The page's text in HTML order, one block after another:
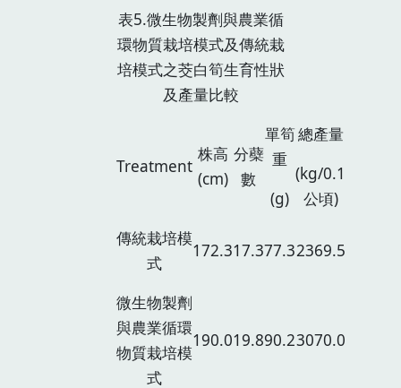
表5.微生物製劑與農業循
環物質栽培模式及傳統栽
培模式之茭白筍生育性狀
及產量比較
Treatment
株高
(cm)
分蘗
數
單筍
重
(g)
總產量
(kg/0.1
公頃)
傳統栽培模
式
172.317.377.32369.5
微生物製劑
與農業循環
物質栽培模
式
190.019.890.23070.0